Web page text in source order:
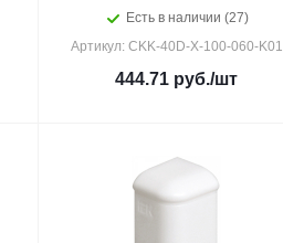
Есть в наличии (27)
Артикул: CKK-40D-X-100-060-K01
444.71 руб./шт